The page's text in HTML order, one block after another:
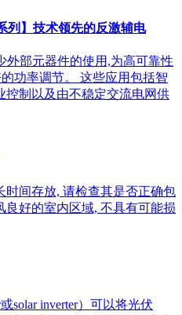
列】技术领先的反激辅电
外部元器件的使用,为高可靠性
功率调节。 这些应用包括智
控制以及由不稳定交流电网供
时间存放, 请检查其是否正确包
良好的室内区域, 不具有可能损
solar inverter）可以将光伏